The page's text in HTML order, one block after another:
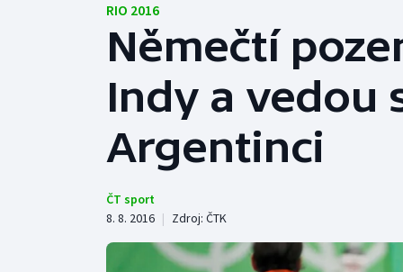
Hokej
Tenis
Atletika
Cyklistika
Baseball a softbal
Basketbal
Biatlon
RIO 2016
Němečtí
Indy a vedou
Argentinci
ČT sport
8. 8. 2016 | Zdroj: ČTK